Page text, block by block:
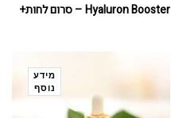
Hyaluron Booster – סרום לחות+
מידע
נוסף